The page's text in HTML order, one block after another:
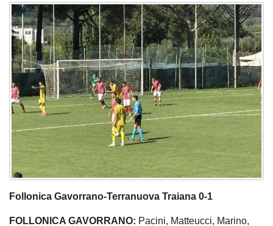
Follonica Gavorrano-Terranuova Traiana 0-1
FOLLONICA GAVORRANO: Pacini, Matteucci, Marino,